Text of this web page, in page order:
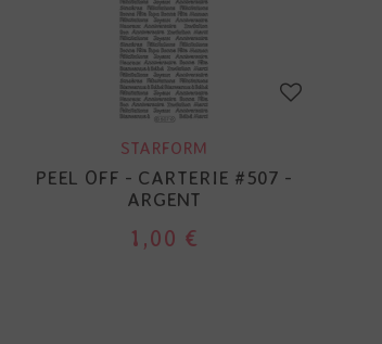
STARFORM
PEEL OFF - CARTERIE #507 -
ARGENT
1,00 €